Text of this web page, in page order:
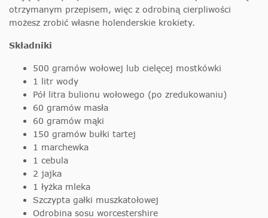
otrzymanym przepisem, więc z odrobiną cierpliwości
możesz zrobić własne holenderskie krokiety.
Składniki
500 gramów wołowej lub cielęcej mostkówki
1 litr wody
Pół litra bulionu wołowego (po zredukowaniu)
60 gramów masła
60 gramów mąki
150 gramów bułki tartej
1 marchewka
1 cebula
2 jajka
1 łyżka mleka
Szczypta gałki muszkatołowej
Odrobina sosu worcestershire